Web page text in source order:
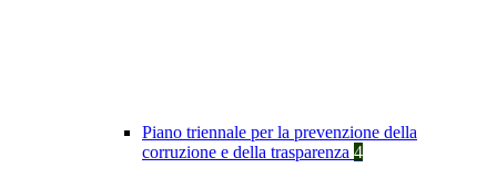
Piano triennale per la prevenzione della
corruzione e della trasparenza 4